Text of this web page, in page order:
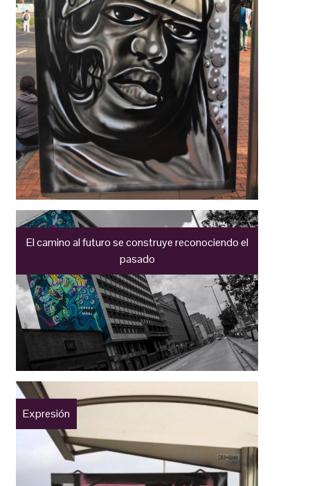
El camino al futuro se construye reconociendo el
pasado
Expresión